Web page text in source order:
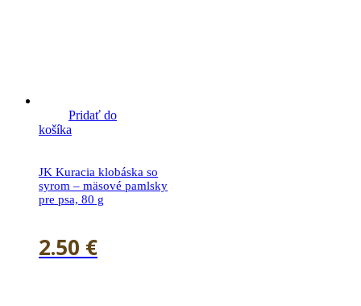
Pridať do
košíka
JK Kuracia klobáska so
syrom – mäsové pamlsky
pre psa, 80 g
2.50 €